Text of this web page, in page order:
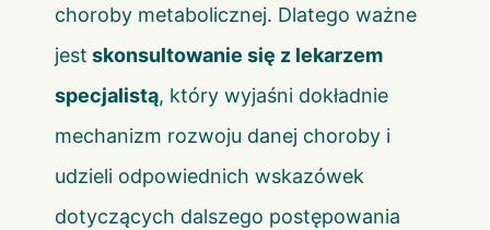
choroby metabolicznej. Dlatego ważne
jest skonsultowanie się z lekarzem
specjalistą, który wyjaśni dokładnie
mechanizm rozwoju danej choroby i
udzieli odpowiednich wskazówek
dotyczących dalszego postępowania